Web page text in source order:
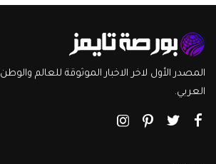
المصدر الأول لاخر الاخبار الموثوقة للعالم والوطن
العربي.